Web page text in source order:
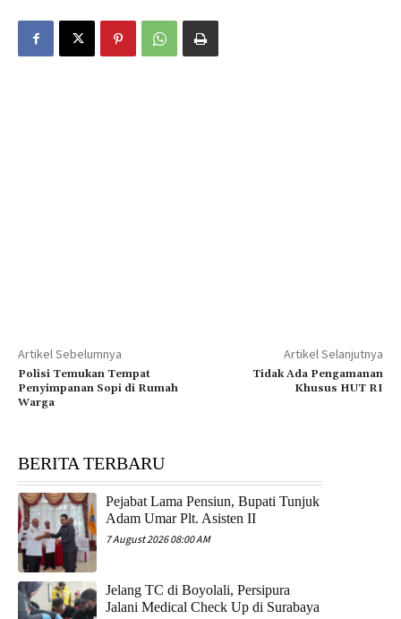
Artikel Sebelumnya
Polisi Temukan Tempat
Penyimpanan Sopi di Rumah
Warga
Artikel Selanjutnya
Tidak Ada Pengamanan
Khusus HUT RI
BERITA TERBARU
Pejabat Lama Pensiun, Bupati Tunjuk
Adam Umar Plt. Asisten II
7 August 2026 08:00 AM
Jelang TC di Boyolali, Persipura
Jalani Medical Check Up di Surabaya